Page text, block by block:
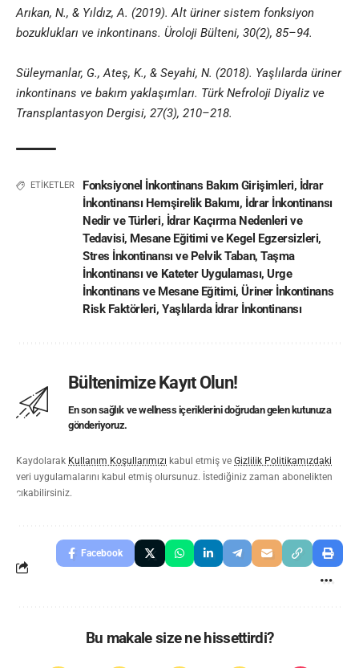
Arıkan, N., & Yıldız, A. (2019). Alt üriner sistem fonksiyon
bozuklukları ve inkontinans. Üroloji Bülteni, 30(2), 85–94.
Süleymanlar, G., Ateş, K., & Seyahi, N. (2018). Yaşlılarda üriner
inkontinans ve bakım yaklaşımları. Türk Nefroloji Diyaliz ve
Transplantasyon Dergisi, 27(3), 210–218.
ETİKETLER Fonksiyonel İnkontinans Bakım Girişimleri, İdrar
İnkontinansı Hemşirelik Bakımı, İdrar İnkontinansı
Nedir ve Türleri, İdrar Kaçırma Nedenleri ve
Tedavisi, Mesane Eğitimi ve Kegel Egzersizleri,
Stres İnkontinansı ve Pelvik Taban,Taşma
İnkontinansı ve Kateter Uygulaması,Urge
İnkontinans ve Mesane Eğitimi,Üriner İnkontinans
Risk Faktörleri,Yaşlılarda İdrar İnkontinansı
Bültenimize Kayıt Olun!
En son sağlık ve wellness içeriklerini doğrudan gelen kutunuza
gönderiyoruz.
Kaydolarak Kullanım Koşullarımızı kabul etmiş ve Gizlilik Politikamızdaki
veri uygulamalarını kabul etmiş olursunuz. İstediğiniz zaman abonelikten
çıkabilirsiniz.
Facebook
Bu makale size ne hissettirdi?